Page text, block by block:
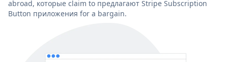
abroad, которые claim to предлагают Stripe Subscription
Button приложения for a bargain.